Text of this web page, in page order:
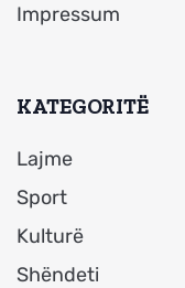
Impressum
KATEGORITË
Lajme
Sport
Kulturë
Shëndeti